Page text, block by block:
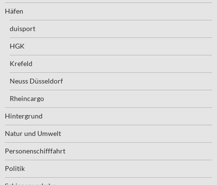
Häfen
duisport
HGK
Krefeld
Neuss Düsseldorf
Rheincargo
Hintergrund
Natur und Umwelt
Personenschifffahrt
Politik